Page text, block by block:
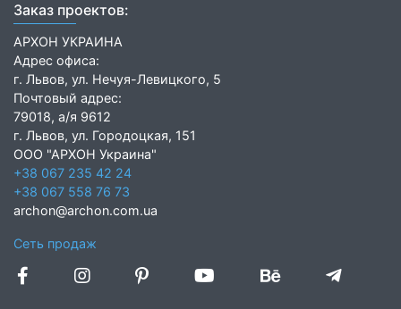
Заказ проектов:
АРХОН УКРАИНА
Адрес офиса:
г. Львов, ул. Нечуя-Левицкого, 5
Почтовый адрес:
79018, а/я 9612
г. Львов, ул. Городоцкая, 151
ООО "АРХОН Украина"
+38 067 235 42 24
+38 067 558 76 73
archon@archon.com.ua
Сеть продаж